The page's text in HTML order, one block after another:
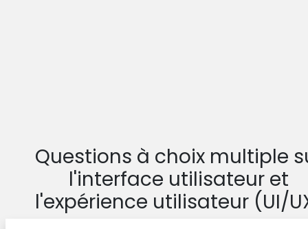
Questions à choix multiple
l'interface utilisateur et
l'expérience utilisateur (UI/